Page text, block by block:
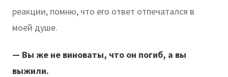
реакции, помню, что его ответ отпечатался в
моей душе.
— Вы же не виноваты, что он погиб, а вы
выжили.